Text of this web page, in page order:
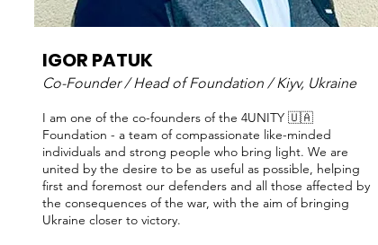
IGOR PATUK
Co-Founder / Head of Foundation /Kiyv, Ukraine
I am one of the co-founders of the 4UNITY 🇺🇦
Foundation - a team of compassionate like-minded
individuals and strong people who bring light. We are
united by the desire to be as useful as possible, helping
first and foremost our defenders and all those affected by
the consequences of the war, with the aim of bringing
Ukraine closer to victory.